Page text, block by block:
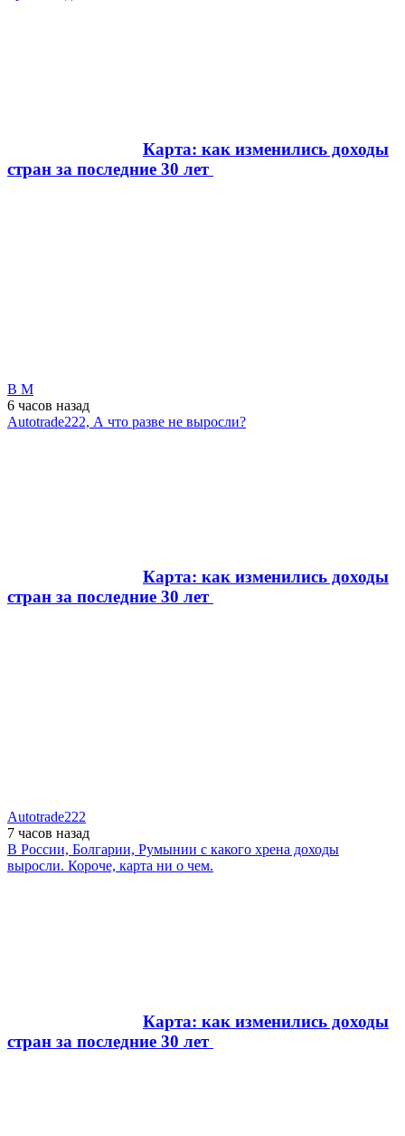
Карта: как изменились доходы
стран за последние 30 лет
В М
6 часов назад
Autotrade222, А что разве не выросли?
Карта: как изменились доходы
стран за последние 30 лет
Autotrade222
7 часов назад
В России, Болгарии, Румынии с какого хрена доходы
выросли. Короче, карта ни о чем.
Карта: как изменились доходы
стран за последние 30 лет